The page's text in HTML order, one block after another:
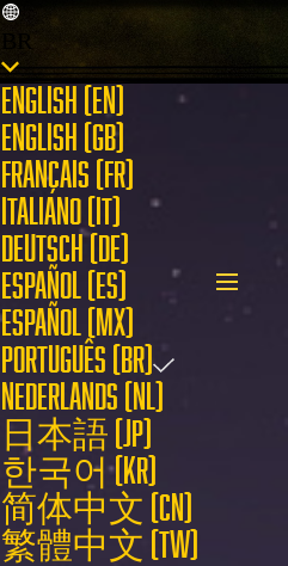
BR
ENGLISH (EN)
ENGLISH (GB)
FRANÇAIS (FR)
ITALIANO (IT)
DEUTSCH (DE)
ESPAÑOL (ES)
ESPAÑOL (MX)
PORTUGUÊS (BR)
NEDERLANDS (NL)
日本語 (JP)
한국어 (KR)
简体中文 (CN)
繁體中文 (TW)